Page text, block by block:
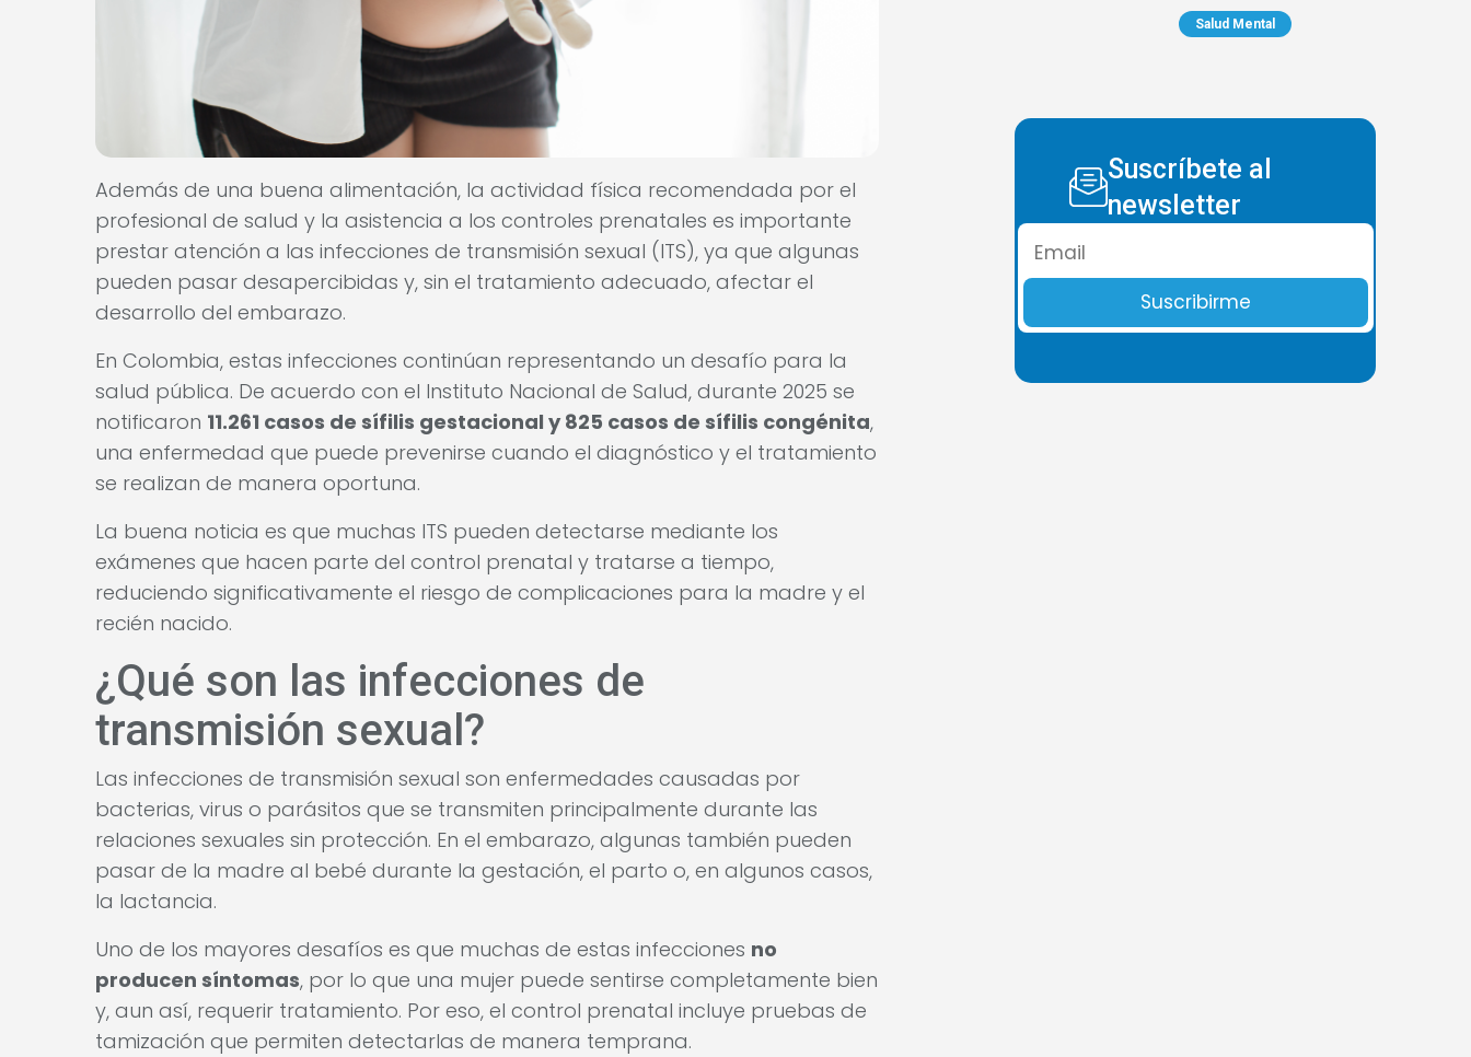
Además de una buena alimentación, la actividad física recomendada por el
profesional de salud y la asistencia a los controles prenatales es importante
prestar atención a las infecciones de transmisión sexual (ITS), ya que algunas
pueden pasar desapercibidas y, sin el tratamiento adecuado, afectar el
desarrollo del embarazo.
En Colombia, estas infecciones continúan representando un desafío para la
salud pública. De acuerdo con el Instituto Nacional de Salud, durante 2025 se
notificaron 11.261 casos de sífilis gestacional y 825 casos de sífilis congénita,
una enfermedad que puede prevenirse cuando el diagnóstico y el tratamiento
se realizan de manera oportuna.
La buena noticia es que muchas ITS pueden detectarse mediante los
exámenes que hacen parte del control prenatal y tratarse a tiempo,
reduciendo significativamente el riesgo de complicaciones para la madre y el
recién nacido.
¿Qué son las infecciones de
transmisión sexual?
Las infecciones de transmisión sexual son enfermedades causadas por
bacterias, virus o parásitos que se transmiten principalmente durante las
relaciones sexuales sin protección. En el embarazo, algunas también pueden
pasar de la madre al bebé durante la gestación, el parto o, en algunos casos,
la lactancia.
Uno de los mayores desafíos es que muchas de estas infecciones no
producen síntomas, por lo que una mujer puede sentirse completamente bien
y, aun así, requerir tratamiento. Por eso, el control prenatal incluye pruebas de
tamización que permiten detectarlas de manera temprana.
Salud Mental
Suscríbete al
newsletter